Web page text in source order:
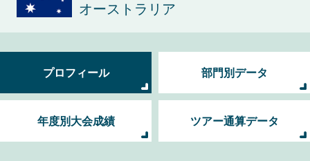
オーストラリア
プロフィール 部門別データ
年度別大会成績 ツアー通算データ